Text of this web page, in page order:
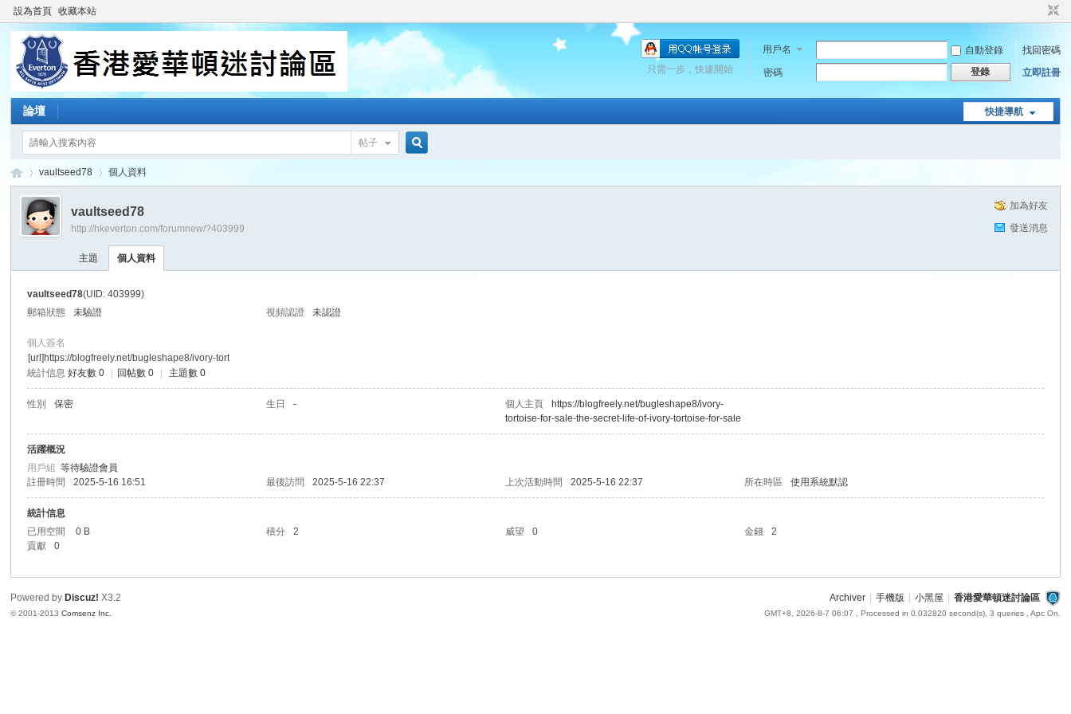
設為首頁 收藏本站
用戶名 自動登錄
找回密碼
密碼
登錄 立即註冊
只需一步，快速開始
快捷導航
論壇
帖子
›
vaultseed78 個人資料
加為好友
發送消息
vaultseed78
http://hkeverton.com/forumnew/?403999
主題 個人資料
vaultseed78(UID: 403999)
郵箱狀態
未驗證 視頻認證 未認證
個人簽名
[url]https://blogfreely.net/bugleshape8/ivory-tort
統計信息 好友數 0 回帖數 0 主題數 0
性別 保密 生日 - 個人主頁
https://blogfreely.net/bugleshape8/ivory-
tortoise-for-sale-the-secret-life-of-ivory-tortoise-for-sale
活躍概況
用戶組等待驗證會員
註冊時間
2025-5-16 16:51 最後訪問 2025-5-16 22:37 上次活動時間 2025-5-16 22:37 所在時區 使用系統默認
統計信息
已用空間
0 B 積分 2 威望 0 金錢
2
貢獻
0
Archiver 手機版 小黑屋 香港愛華頓迷討論區
GMT+8, 2026-8-7 06:07 , Processed in 0.032820 second(s), 3 queries , Apc On.
Powered by Discuz! X3.2
© 2001-2013Comsenz Inc.